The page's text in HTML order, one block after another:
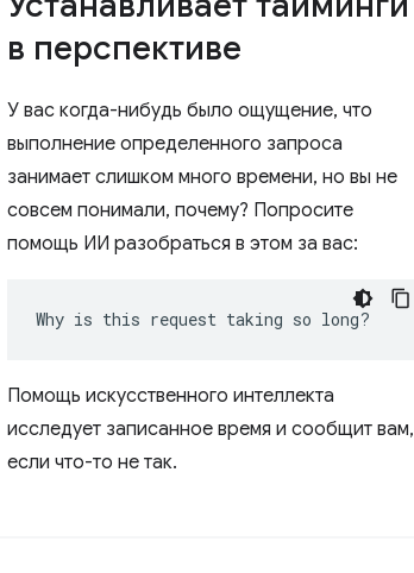
в перспективе
У вас когда-нибудь было ощущение, что
выполнение определенного запроса
занимает слишком много времени, но вы не
совсем понимали, почему? Попросите
помощь ИИ разобраться в этом за вас:
Why is this request taking so long?
Помощь искусственного интеллекта
исследует записанное время и сообщит вам,
если что-то не так.